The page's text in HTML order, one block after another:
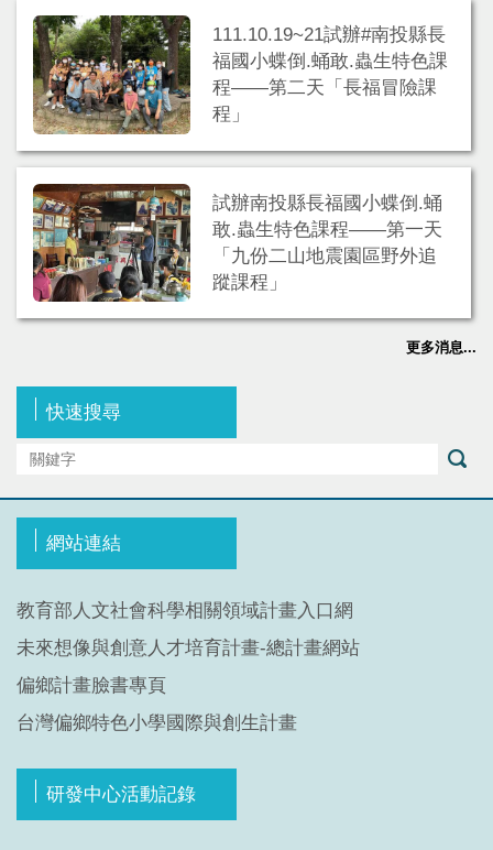
111.10.19~21試辦#南投縣長
福國小蝶倒.蛹敢.蟲生特色課
程——第二天「長福冒險課
程」
試辦南投縣長福國小蝶倒.蛹
敢.蟲生特色課程——第一天
「九份二山地震園區野外追
蹤課程」
更多消息...
快速搜尋
網站連結
教育部人文社會科學相關領域計畫入口網
未來想像與創意人才培育計畫-總計畫網站
偏鄉計畫臉書專頁
台灣偏鄉特色小學國際與創生計畫
研發中心活動記錄